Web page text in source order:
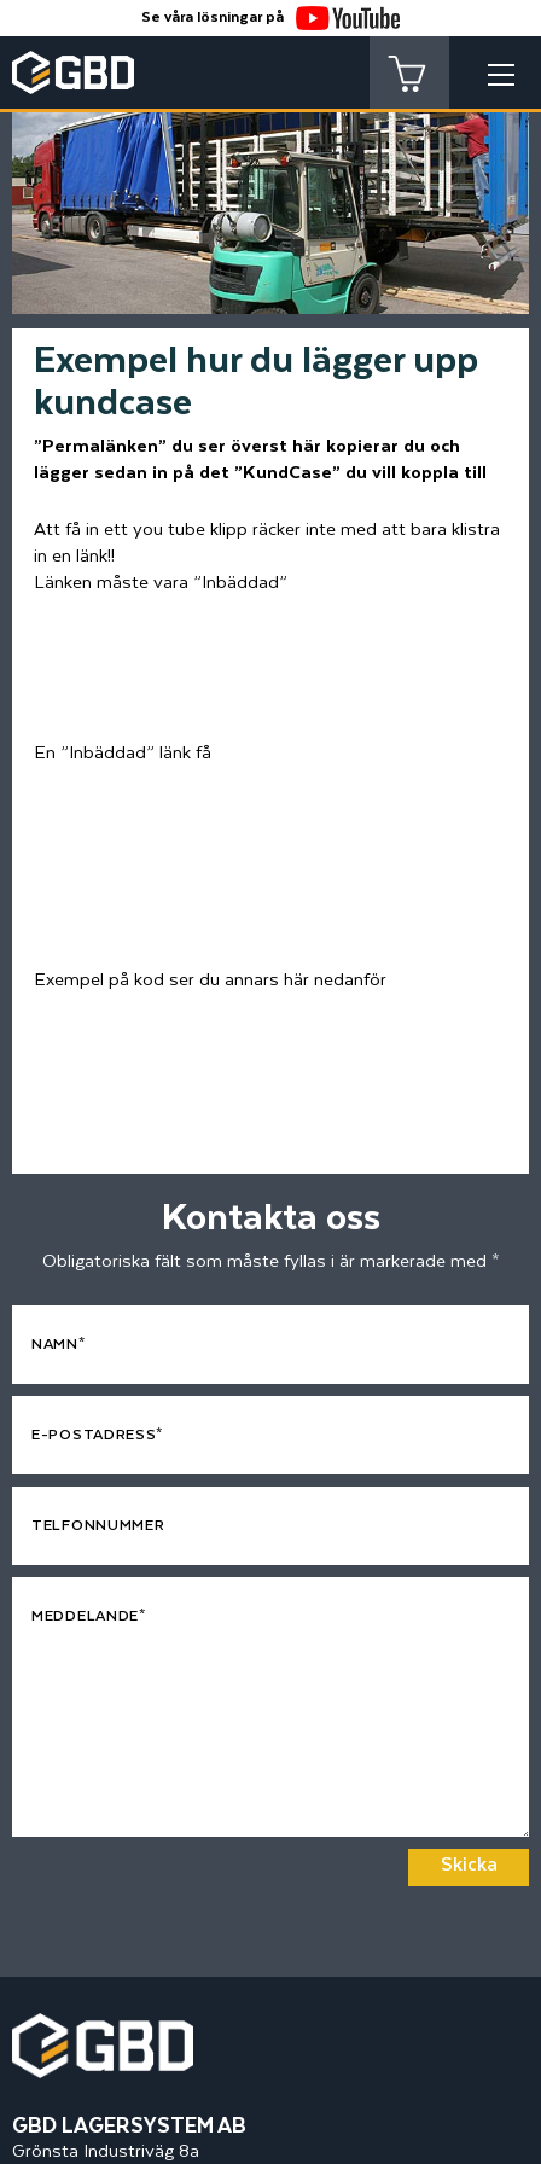
Se våra lösningar på
Exempel hur du lägger upp
kundcase
”Permalänken” du ser överst här kopierar du och
lägger sedan in på det ”KundCase” du vill koppla till
Att få in ett you tube klipp räcker inte med att bara klistra
in en länk!!
Länken måste vara ”Inbäddad”
En ”Inbäddad” länk få
Exempel på kod ser du annars här nedanför
Kontakta oss
Obligatoriska fält som måste fyllas i är markerade med *
NAMN*
E-POSTADRESS*
TELFONNUMMER
MEDDELANDE*
Skicka
GBD LAGERSYSTEM AB
Grönsta Industriväg 8a